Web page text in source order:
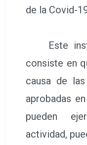
de la Covid-
Este
consiste en
causa de
aprobadas
pueden
actividad,